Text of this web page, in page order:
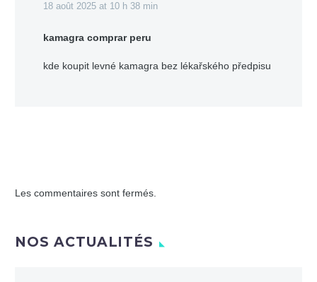
18 août 2025 at 10 h 38 min
kamagra comprar peru
kde koupit levné kamagra bez lékařského předpisu
Les commentaires sont fermés.
NOS ACTUALITÉS